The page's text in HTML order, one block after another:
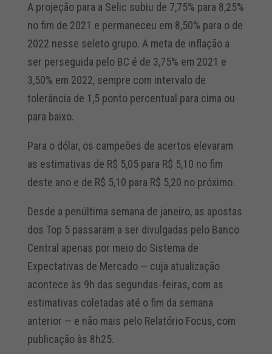
A projeção para a Selic subiu de 7,75% para 8,25%
no fim de 2021 e permaneceu em 8,50% para o de
2022 nesse seleto grupo. A meta de inflação a
ser perseguida pelo BC é de 3,75% em 2021 e
3,50% em 2022, sempre com intervalo de
tolerância de 1,5 ponto percentual para cima ou
para baixo.
Para o dólar, os campeões de acertos elevaram
as estimativas de R$ 5,05 para R$ 5,10 no fim
deste ano e de R$ 5,10 para R$ 5,20 no próximo.
Desde a penúltima semana de janeiro, as apostas
dos Top 5 passaram a ser divulgadas pelo Banco
Central apenas por meio do Sistema de
Expectativas de Mercado — cuja atualização
acontece às 9h das segundas-feiras, com as
estimativas coletadas até o fim da semana
anterior — e não mais pelo Relatório Focus, com
publicação às 8h25.